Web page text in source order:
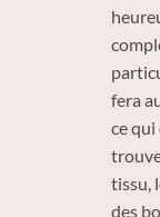
fera
ce qui
tissu,
des